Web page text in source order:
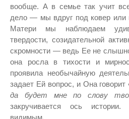
вообще. А в семье так учит
дело — мы вдруг под ковер или
Матери мы наблюдаем
твердости, созидательной
скромности — ведь Ее не
она росла в тихости и
проявила необычайную
задает Ей вопрос, и Она говорит
да будет мне по слову
закручивается ось истории.